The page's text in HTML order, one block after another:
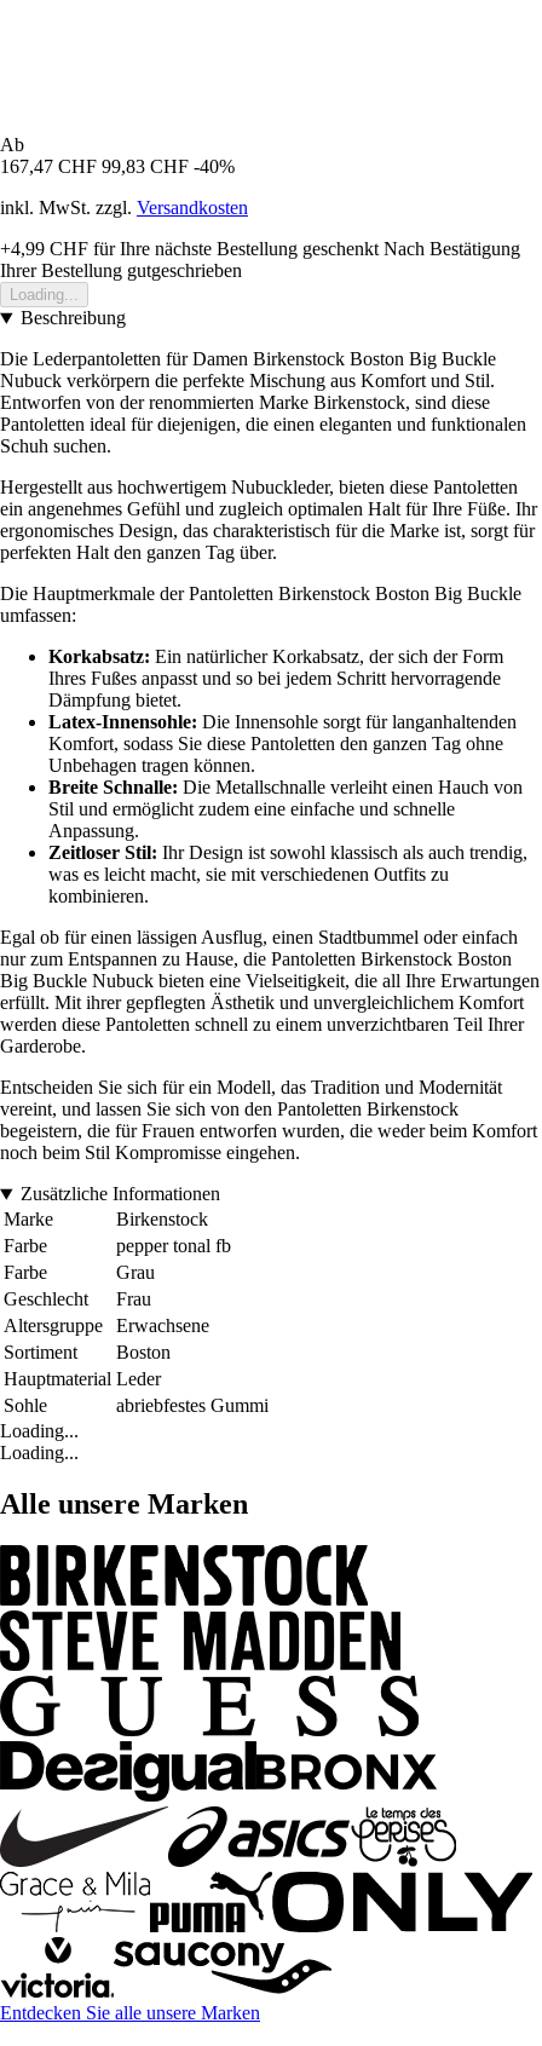
Ab
167,47 CHF 99,83 CHF -40%
inkl. MwSt. zzgl. Versandkosten
+4,99 CHF für Ihre nächste Bestellung geschenkt Nach Bestätigung
Ihrer Bestellung gutgeschrieben
Loading...
Beschreibung
Die Lederpantoletten für Damen Birkenstock Boston Big Buckle
Nubuck verkörpern die perfekte Mischung aus Komfort und Stil.
Entworfen von der renommierten Marke Birkenstock, sind diese
Pantoletten ideal für diejenigen, die einen eleganten und funktionalen
Schuh suchen.
Hergestellt aus hochwertigem Nubuckleder, bieten diese Pantoletten
ein angenehmes Gefühl und zugleich optimalen Halt für Ihre Füße. Ihr
ergonomisches Design, das charakteristisch für die Marke ist, sorgt für
perfekten Halt den ganzen Tag über.
Die Hauptmerkmale der Pantoletten Birkenstock Boston Big Buckle
umfassen:
Korkabsatz: Ein natürlicher Korkabsatz, der sich der Form
Ihres Fußes anpasst und so bei jedem Schritt hervorragende
Dämpfung bietet.
Latex-Innensohle: Die Innensohle sorgt für langanhaltenden
Komfort, sodass Sie diese Pantoletten den ganzen Tag ohne
Unbehagen tragen können.
Breite Schnalle: Die Metallschnalle verleiht einen Hauch von
Stil und ermöglicht zudem eine einfache und schnelle
Anpassung.
Zeitloser Stil: Ihr Design ist sowohl klassisch als auch trendig,
was es leicht macht, sie mit verschiedenen Outfits zu
kombinieren.
Egal ob für einen lässigen Ausflug, einen Stadtbummel oder einfach
nur zum Entspannen zu Hause, die Pantoletten Birkenstock Boston
Big Buckle Nubuck bieten eine Vielseitigkeit, die all Ihre Erwartungen
erfüllt. Mit ihrer gepflegten Ästhetik und unvergleichlichem Komfort
werden diese Pantoletten schnell zu einem unverzichtbaren Teil Ihrer
Garderobe.
Entscheiden Sie sich für ein Modell, das Tradition und Modernität
vereint, und lassen Sie sich von den Pantoletten Birkenstock
begeistern, die für Frauen entworfen wurden, die weder beim Komfort
noch beim Stil Kompromisse eingehen.
Zusätzliche Informationen
Marke
Birkenstock
Farbe
pepper tonal fb
Farbe
Grau
Geschlecht
Frau
Altersgruppe
Erwachsene
Sortiment
Boston
Hauptmaterial Leder
Sohle
abriebfestes Gummi
Loading...
Loading...
Alle unsere Marken
Entdecken Sie alle unsere Marken